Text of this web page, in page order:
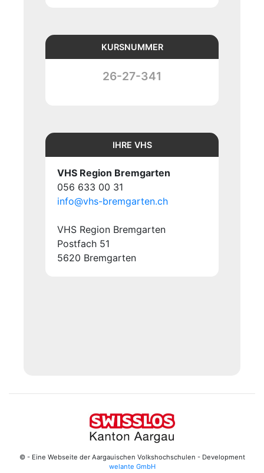
KURSNUMMER
26-27-341
IHRE VHS
VHS Region Bremgarten
056 633 00 31
info@vhs-bremgarten.ch
VHS Region Bremgarten
Postfach 51
5620 Bremgarten
© - Eine Webseite der Aargauischen Volkshochschulen - Development
welante GmbH